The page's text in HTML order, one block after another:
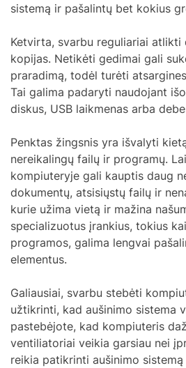
sistemą ir pašalintų bet kokius
Ketvirta, svarbu reguliariai atlikti
kopijas. Netikėti gedimai gali
praradimą, todėl turėti
Tai galima padaryti naudojant
diskus, USB laikmenas arba
Penktas žingsnis yra išvalyti
nereikalingų failų ir programų.
kompiuteryje gali kauptis daug
dokumentų, atsisiųstų failų ir
kurie užima vietą ir mažina
specializuotus įrankius, tokius
programos, galima lengvai
elementus.
Galiausiai, svarbu stebėti
užtikrinti, kad aušinimo sistema
pastebėjote, kad kompiuteris
ventiliatoriai veikia garsiau nei
reikia patikrinti aušinimo